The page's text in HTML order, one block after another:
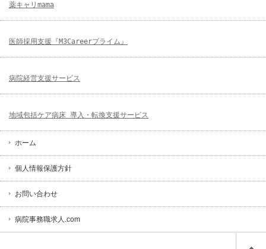
薬キャリmama
医師採用支援『M3Careerプライム』
病院経営支援サービス
地域包括ケア病床 導入・転換支援サービス
ホーム
個人情報保護方針
お問い合わせ
病院事務職求人.com